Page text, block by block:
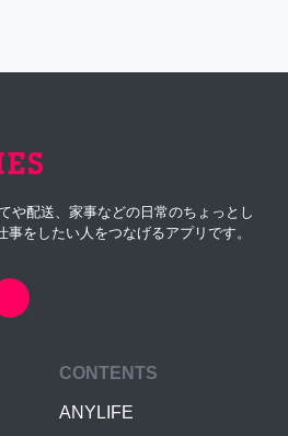
や配送、家事などの日常のちょっとし
をしたい人をつなげるアプリです。
CONTENTS
ANYLIFE